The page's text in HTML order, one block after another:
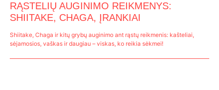
RĄSTELIŲ AUGINIMO REIKMENYS:
SHIITAKE, CHAGA, ĮRANKIAI
Shiitake, Chaga ir kitų grybų auginimo ant rąstų reikmenis: kašteliai,
sėjamosios, vaškas ir daugiau – viskas, ko reikia sėkmei!